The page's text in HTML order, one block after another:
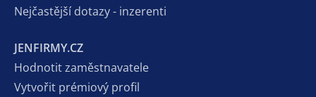
Nejčastější dotazy - inzerenti
JENFIRMY.CZ
Hodnotit zaměstnavatele
Vytvořit prémiový profil